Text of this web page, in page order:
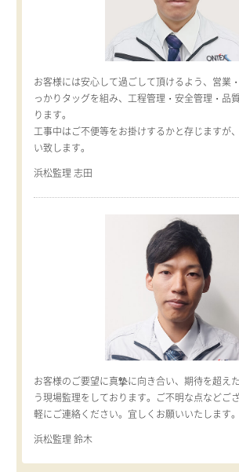
お客様には安心して過ごして頂けるよう、営業
っかりタッグを組み、工程管理・安全管理・品
ります。
工事中はご不便等をお掛けするかと存じますが
い致します。
浜松監理 志田
お客様のご要望に真摯に向き合い、期待を超え
う現場監理をしております。ご不明な点などご
軽にご連絡ください。宜しくお願いいたします。
浜松監理 鈴木